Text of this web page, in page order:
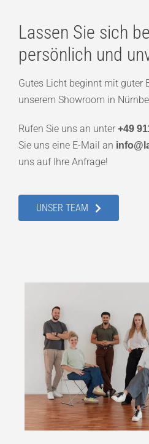
Lassen Sie sich
persönlich und
Gutes Licht beginnt mit guter
unserem Showroom in
Rufen Sie uns an unter +49
Sie uns eine E-Mail an
uns auf Ihre Anfrage!
UNSER TEAM